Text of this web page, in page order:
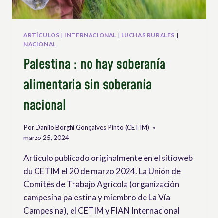
ARTÍCULOS | INTERNACIONAL | LUCHAS RURALES |
NACIONAL
Palestina : no hay soberanía
alimentaria sin soberanía
nacional
PorDanilo Borghi Gonçalves Pinto (CETIM)
marzo 25, 2024
Articulo publicado originalmente en el sitioweb
du CETIM el 20 de marzo 2024. La Unión de
Comités de Trabajo Agrícola (organización
campesina palestina y miembro de La Vía
Campesina), el CETIM y FIAN Internacional